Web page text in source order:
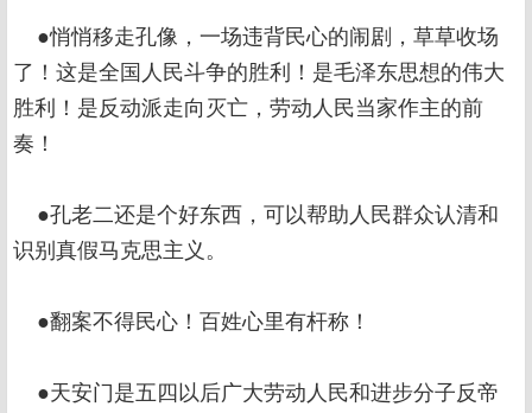
●悄悄移走孔像，一场违背民心的闹剧，草草收场
了！这是全国人民斗争的胜利！是毛泽东思想的伟大
胜利！是反动派走向灭亡，劳动人民当家作主的前
奏！
●孔老二还是个好东西，可以帮助人民群众认清和
识别真假马克思主义。
●翻案不得民心！百姓心里有杆称！
●天安门是五四以后广大劳动人民和进步分子反帝